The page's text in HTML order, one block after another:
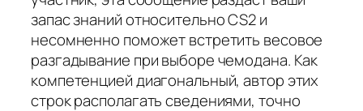
запас знаний относительно CS2 и
несомненно поможет встретить весовое
разгадывание при выборе чемодана. Как
компетенцией диагональный, автор этих
строк располагать сведениями, точно